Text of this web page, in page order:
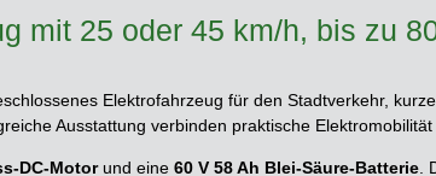
mit 25 oder 45 km/h, bis zu
Elektrofahrzeug für den Stadtverkehr,
Ausstattung verbinden praktische
DC-Motorund eine 60 V 58 Ah Blei-Säure-Batterie.